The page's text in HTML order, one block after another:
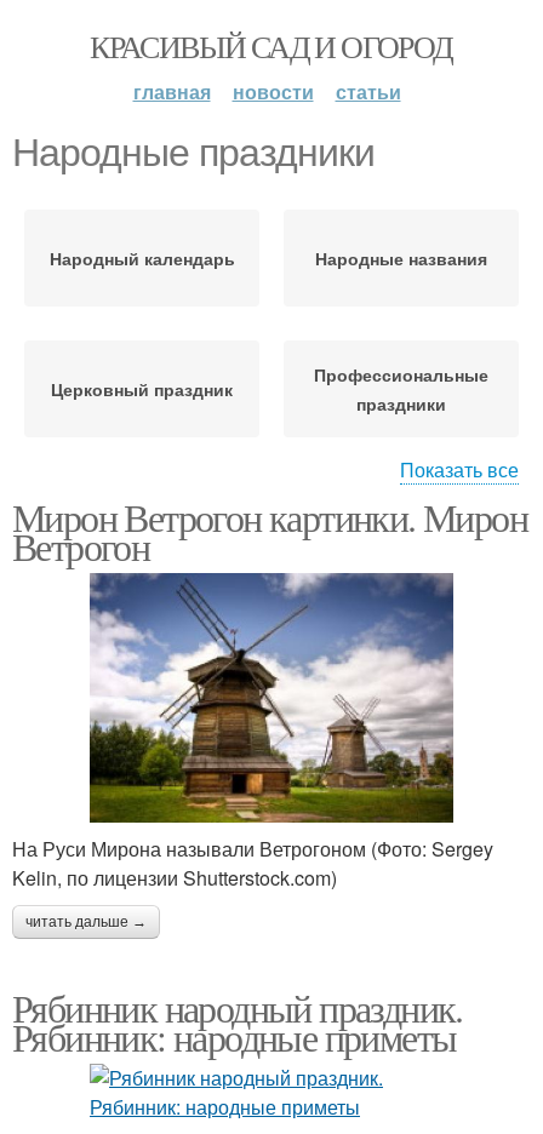
КРАСИВЫЙ САД И ОГОРОД
главная новости статьи
Народные праздники
Народный календарь Народные названия
Церковный праздник
Профессиональные
праздники
Народный праздник Народные приметы
Русские праздники Праздники на руси
Народные традиции
Показать все
Мирон Ветрогон картинки. Мирон
Ветрогон
На Руси Мирона называли Ветрогоном (Фото: Sergey
Kelin, по лицензии Shutterstock.com)
читать дальше →
Рябинник народный праздник.
Рябинник: народные приметы